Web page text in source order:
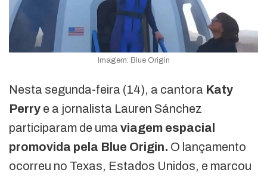
Imagem: Blue Origin
Nesta segunda-feira (14), a cantora Katy
Perry e a jornalista Lauren Sánchez
participaram de uma viagem espacial
promovida pela Blue Origin. O lançamento
ocorreu no Texas, Estados Unidos, e marcou